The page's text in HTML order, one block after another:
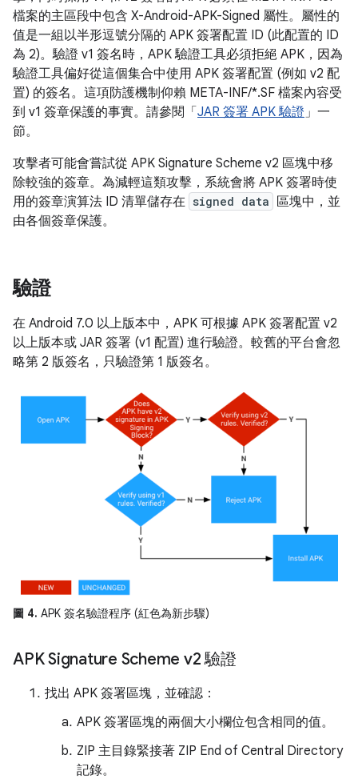
檔案的主區段中包含 X-Android-APK-Signed 屬性。屬性的
值是一組以半形逗號分隔的 APK 簽署配置 ID (此配置的 ID
為 2)。驗證 v1 簽名時，APK 驗證工具必須拒絕 APK，因為
驗證工具偏好從這個集合中使用 APK 簽署配置 (例如 v2 配
置) 的簽名。這項防護機制仰賴 META-INF/*.SF 檔案內容受
到 v1 簽章保護的事實。請參閱「 JAR 簽署 APK 驗證」一
節。
攻擊者可能會嘗試從 APK Signature Scheme v2 區塊中移
除較強的簽章。為減輕這類攻擊，系統會將 APK 簽署時使
用的簽章演算法 ID 清單儲存在 signed data 區塊中，並
由各個簽章保護。
驗證
在 Android 7.0 以上版本中，APK 可根據 APK 簽署配置 v2
以上版本或 JAR 簽署 (v1 配置) 進行驗證。較舊的平台會忽
略第 2 版簽名，只驗證第 1 版簽名。
圖 4. APK 簽名驗證程序 (紅色為新步驟)
APK Signature Scheme v2 驗證
找出 APK 簽署區塊，並確認：
APK 簽署區塊的兩個大小欄位包含相同的值。
ZIP 主目錄緊接著 ZIP End of Central Directory
記錄。